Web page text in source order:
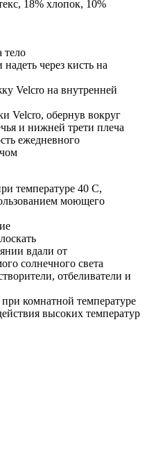
18% хлопок, 10%
тело
через кисть на
Velcro на внутренней
Velcro, обернув вокруг
и нижней трети плеча
ежедневного
температуре 40 С,
моющего
вдали от
солнечного света
отбеливатели и
комнатной температуре
высоких температур